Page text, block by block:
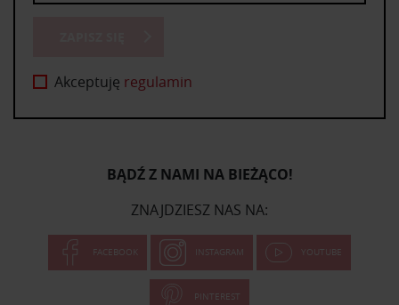
Akceptuję regulamin
BĄDŹ Z NAMI NA BIEŻĄCO!
ZNAJDZIESZ NAS NA:
FACEBOOK INSTAGRAM YOUTUBE
PINTEREST